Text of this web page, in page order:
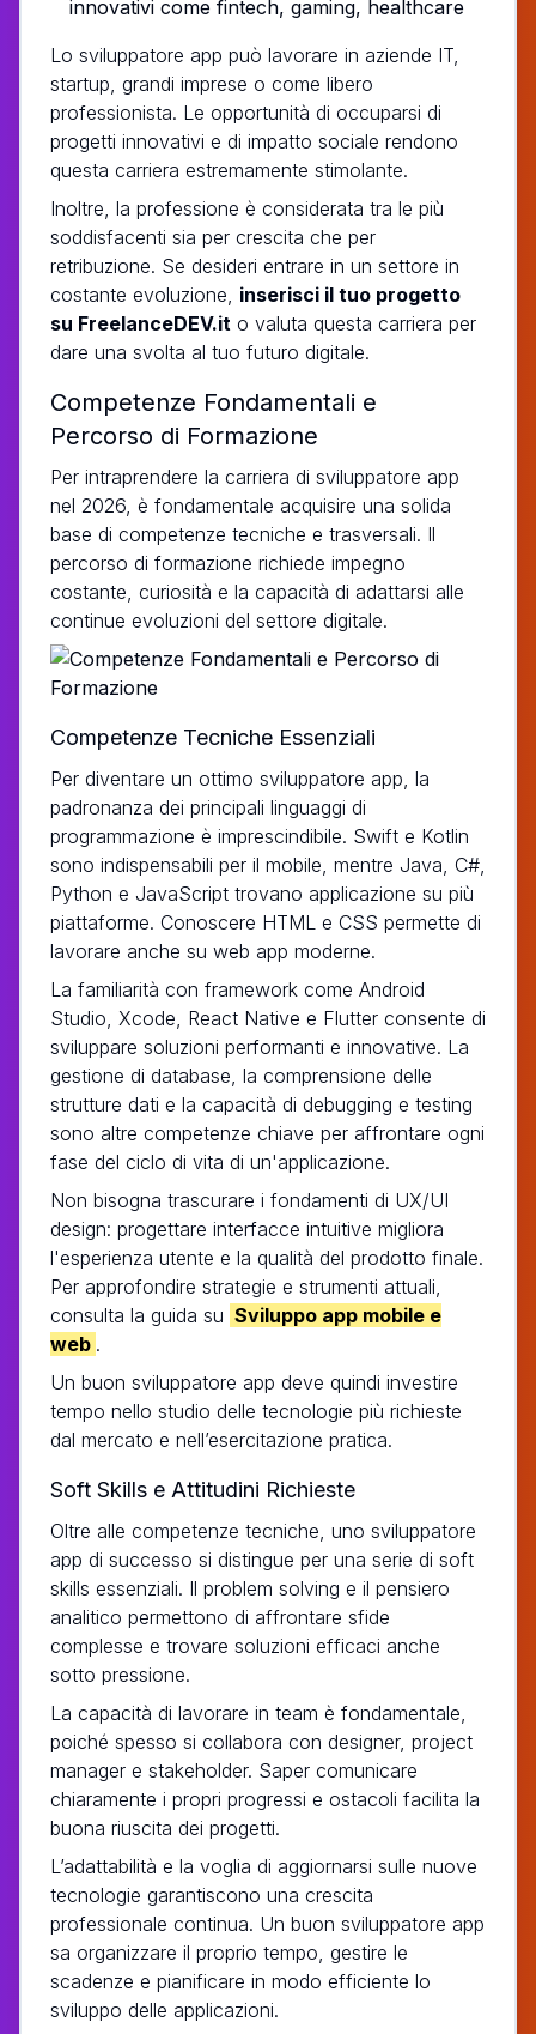
innovativi come fintech, gaming, healthcare
Lo sviluppatore app può lavorare in aziende IT,
startup, grandi imprese o come libero
professionista. Le opportunità di occuparsi di
progetti innovativi e di impatto sociale rendono
questa carriera estremamente stimolante.
Inoltre, la professione è considerata tra le più
soddisfacenti sia per crescita che per
retribuzione. Se desideri entrare in un settore in
costante evoluzione, inserisci il tuo progetto
su FreelanceDEV.it o valuta questa carriera per
dare una svolta al tuo futuro digitale.
Competenze Fondamentali e
Percorso di Formazione
Per intraprendere la carriera di sviluppatore app
nel 2026, è fondamentale acquisire una solida
base di competenze tecniche e trasversali. Il
percorso di formazione richiede impegno
costante, curiosità e la capacità di adattarsi alle
continue evoluzioni del settore digitale.
Competenze Tecniche Essenziali
Per diventare un ottimo sviluppatore app, la
padronanza dei principali linguaggi di
programmazione è imprescindibile. Swift e Kotlin
sono indispensabili per il mobile, mentre Java, C#,
Python e JavaScript trovano applicazione su più
piattaforme. Conoscere HTML e CSS permette di
lavorare anche su web app moderne.
La familiarità con framework come Android
Studio, Xcode, React Native e Flutter consente di
sviluppare soluzioni performanti e innovative. La
gestione di database, la comprensione delle
strutture dati e la capacità di debugging e testing
sono altre competenze chiave per affrontare ogni
fase del ciclo di vita di un'applicazione.
Non bisogna trascurare i fondamenti di UX/UI
design: progettare interfacce intuitive migliora
l'esperienza utente e la qualità del prodotto finale.
Per approfondire strategie e strumenti attuali,
consulta la guida su Sviluppo app mobile e
web .
Un buon sviluppatore app deve quindi investire
tempo nello studio delle tecnologie più richieste
dal mercato e nell’esercitazione pratica.
Soft Skills e Attitudini Richieste
Oltre alle competenze tecniche, uno sviluppatore
app di successo si distingue per una serie di soft
skills essenziali. Il problem solving e il pensiero
analitico permettono di affrontare sfide
complesse e trovare soluzioni efficaci anche
sotto pressione.
La capacità di lavorare in team è fondamentale,
poiché spesso si collabora con designer, project
manager e stakeholder. Saper comunicare
chiaramente i propri progressi e ostacoli facilita la
buona riuscita dei progetti.
L’adattabilità e la voglia di aggiornarsi sulle nuove
tecnologie garantiscono una crescita
professionale continua. Un buon sviluppatore app
sa organizzare il proprio tempo, gestire le
scadenze e pianificare in modo efficiente lo
sviluppo delle applicazioni.